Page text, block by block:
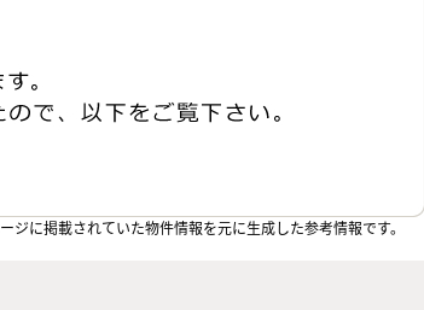
語・賃貸用語集
に掲載されていた物件情報を元に生成した参考情報です。